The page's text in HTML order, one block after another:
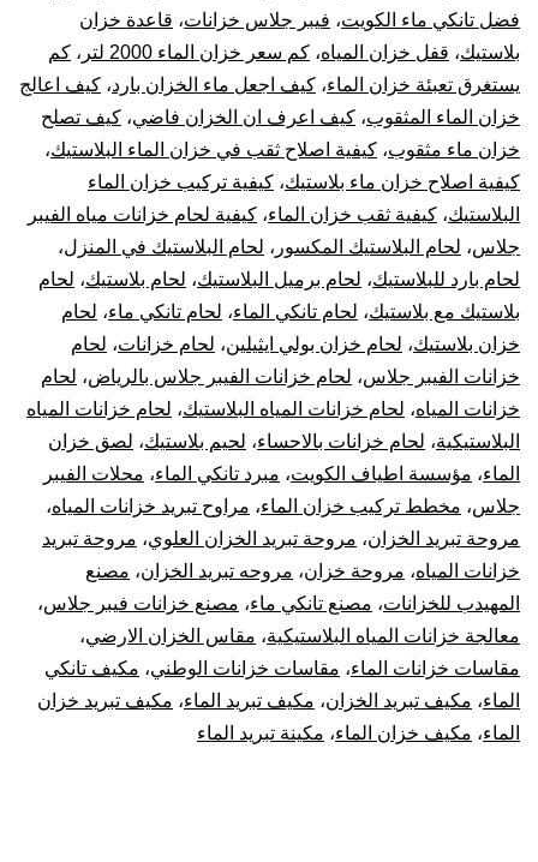
فضل تانكي ماء الكويت، فيبر جلاس خزانات، قاعدة خزان
بلاستيك، قفل خزان المياه، كم سعر خزان الماء 2000 لتر ، كم
يستغرق تعبئة خزان الماء، كيف اجعل ماء الخزان بارد، كيف اعالج
خزان الماء المثقوب، كيف اعرف ان الخزان فاضي، كيف تصلح
خزان ماء مثقوب، كيفية اصلاح ثقب في خزان الماء البلاستيك،
كيفية اصلاح خزان ماء بلاستيك، كيفية تركيب خزان الماء
البلاستيك، كيفية ثقب خزان الماء، كيفية لحام خزانات مياه الفيبر
جلاس، لحام البلاستيك المكسور ، لحام البلاستيك في المنزل،
لحام بارد للبلاستيك، لحام برميل البلاستيك، لحام بلاستيك، لحام
بلاستيك مع بلاستيك، لحام تانكي الماء، لحام تانكي ماء، لحام
خزان بلاستيك، لحام خزان بولي ايثيلين، لحام خزانات، لحام
خزانات الفيبر جلاس، لحام خزانات الفيبر جلاس بالرياض، لحام
خزانات المياه، لحام خزانات المياه البلاستيك، لحام خزانات المياه
البلاستيكية، لحام خزانات بالاحساء، لحيم بلاستيك، لصق خزان
الماء، مؤسسة اطياف الكويت، مبرد تانكي الماء، محلات الفيبر
جلاس، مخطط تركيب خزان الماء، مراوح تبريد خزانات المياه،
مروحة تبريد الخزان، مروحة تبريد الخزان العلوي، مروحة تبريد
خزانات المياه، مروحة خزان، مروحه تبريد الخزان، مصنع
المهيدب للخزانات، مصنع تانكي ماء، مصنع خزانات فيبر جلاس،
معالجة خزانات المياه البلاستيكية، مقاس الخزان الارضي،
مقاسات خزانات الماء، مقاسات خزانات الوطني، مكيف تانكي
الماء، مكيف تبريد الخزان، مكيف تبريد الماء، مكيف تبريد خزان
الماء، مكيف خزان الماء، مكينة تبريد الماء